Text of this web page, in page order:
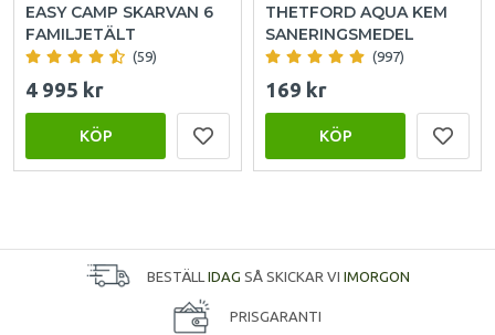
EASY CAMP SKARVAN 6
FAMILJETÄLT
(59)
4 995 kr
KÖP
THETFORD AQUA KEM
SANERINGSMEDEL
(997)
169 kr
KÖP
BESTÄLL IDAG SÅ SKICKAR VI IMORGON
PRISGARANTI